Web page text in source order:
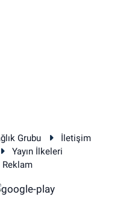
Grubu
İletişim
Yayın İlkeleri
Reklam